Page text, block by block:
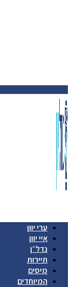
ערי יוון
איי יוון
נדל״ן
תיירות
מיסים
המיוחדים